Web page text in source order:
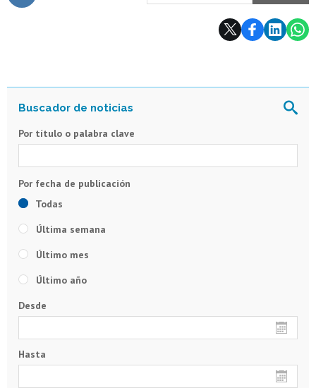
Por título o palabra clave
Todas
Última semana
Último mes
Último año
Desde
Hasta